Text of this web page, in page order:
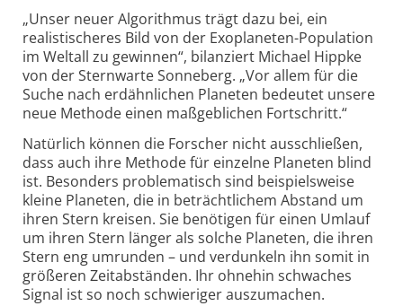
„Unser neuer Algorithmus trägt dazu bei, ein
realistischeres Bild von der Exo­planeten-Population
im Weltall zu gewinnen“, bilan­ziert Michael Hippke
von der Stern­warte Sonneberg. „Vor allem für die
Suche nach erd­ähnlichen Planeten bedeutet unsere
neue Methode einen maßgeblichen Fort­schritt.“
Natürlich können die Forscher nicht ausschließen,
dass auch ihre Methode für einzelne Planeten blind
ist. Besonders proble­matisch sind beispiels­weise
kleine Planeten, die in beträcht­lichem Abstand um
ihren Stern kreisen. Sie benötigen für einen Umlauf
um ihren Stern länger als solche Planeten, die ihren
Stern eng umrunden – und verdunkeln ihn somit in
größeren Zeit­abständen. Ihr ohnehin schwaches
Signal ist so noch schwieriger auszumachen.